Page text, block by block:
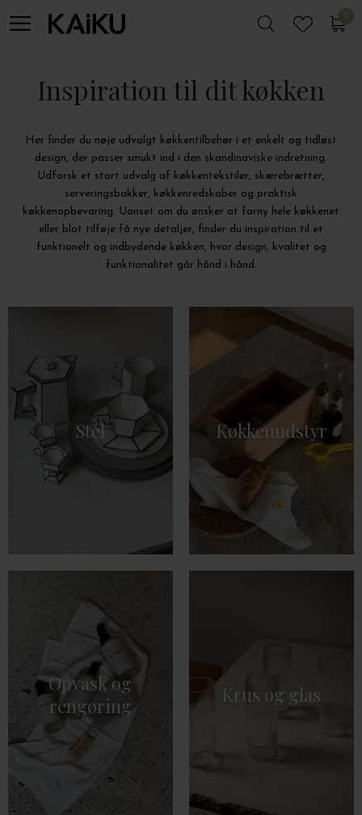
0
0
Inspiration til dit køkken
Her finder du nøje udvalgt køkkentilbehør i et enkelt og tidløst
design, der passer smukt ind i den skandinaviske indretning.
Udforsk et stort udvalg af køkkentekstiler, skærebrætter,
serveringsbakker, køkkenredskaber og praktisk
køkkenopbevaring. Uanset om du ønsker at forny hele køkkenet
eller blot tilføje få nye detaljer, finder du inspiration til et
funktionelt og indbydende køkken, hvor design, kvalitet og
funktionalitet går hånd i hånd.
Stel Køkkenudstyr
Opvask og
rengøring
Krus og glas